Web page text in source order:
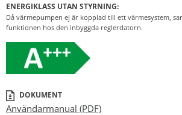
ENERGIKLASS UTAN STYRNING:
Då värmepumpen ej är kopplad till ett värmesystem,
funktionen hos den inbyggda reglerdatorn.
DOKUMENT
Användarmanual (PDF)